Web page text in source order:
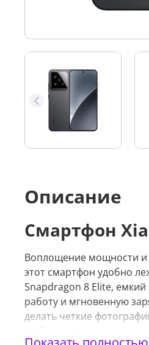
Описание
Смартфон
Воплощение мощности и
этот смартфон удобно
Snapdragon 8 Elite,
работу и мгновенную
делать четкие